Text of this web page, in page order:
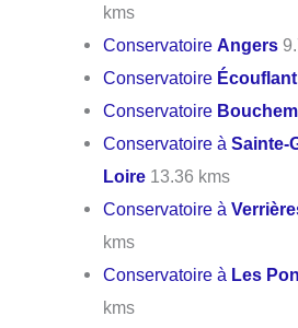
kms
ConservatoireAngers
Conservatoire Écouflant
Conservatoire
Conservatoire àSainte-
Loire 13.36 kms
Conservatoire à
kms
Conservatoire à Les
kms